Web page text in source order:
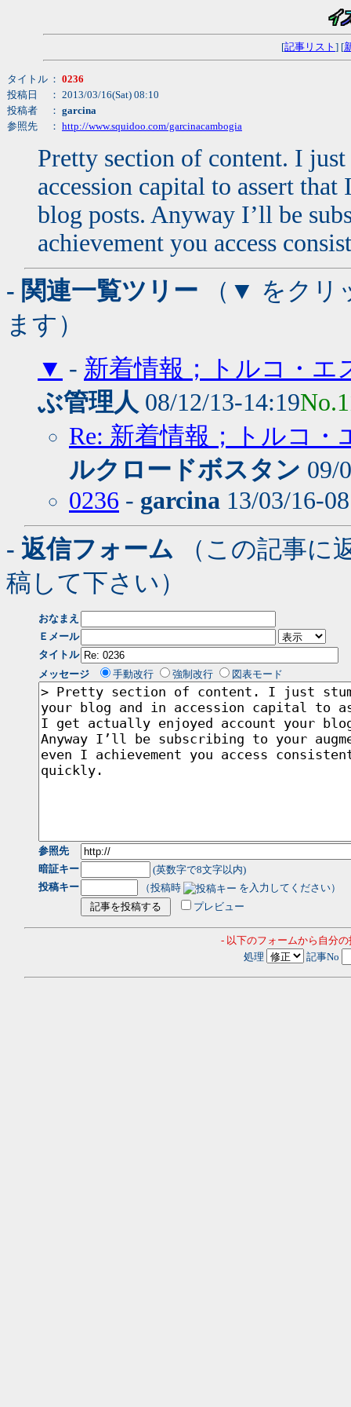
[記事リスト ] [
タイトル ： 0236
投稿日
： 2013/03/16(Sat) 08:10
投稿者
： garcina
参照先
： http://www.squidoo.com/garcinacambogia
Pretty section of content. I
accession capital to assert
blog posts. Anyway I’ll be
achievement you access
- 関連一覧ツリー （▼ をクリ
ます）
▼ - 新着情報；トルコ・エ
ぶ管理人 08/12/13-14:19
Re: 新着情報；トルコ
ルクロードボスタン 09/
0236 - garcina 13/03/16-
- 返信フォーム （この記事に
稿して下さい）
おなまえ
Ｅメール
タイトル
メッセージ
手動改行 強制改行 図表モード
参照先
暗証キー
(英数字で8文字以内)
投稿キー
（投稿時
を入力してください）
プレビュー
- 以下のフォームから自分
処理
記事No